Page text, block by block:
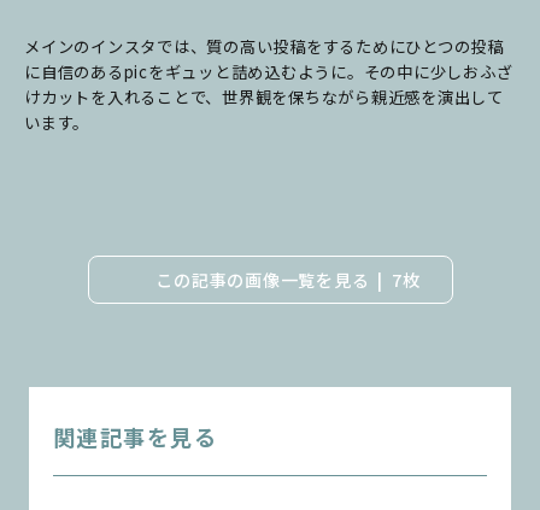
メインのインスタでは、質の高い投稿をするためにひとつの投稿
に自信のあるpicをギュッと詰め込むように。その中に少しおふざ
けカットを入れることで、世界観を保ちながら親近感を演出して
います。
この記事の画像一覧を見る 7枚
関連記事を見る